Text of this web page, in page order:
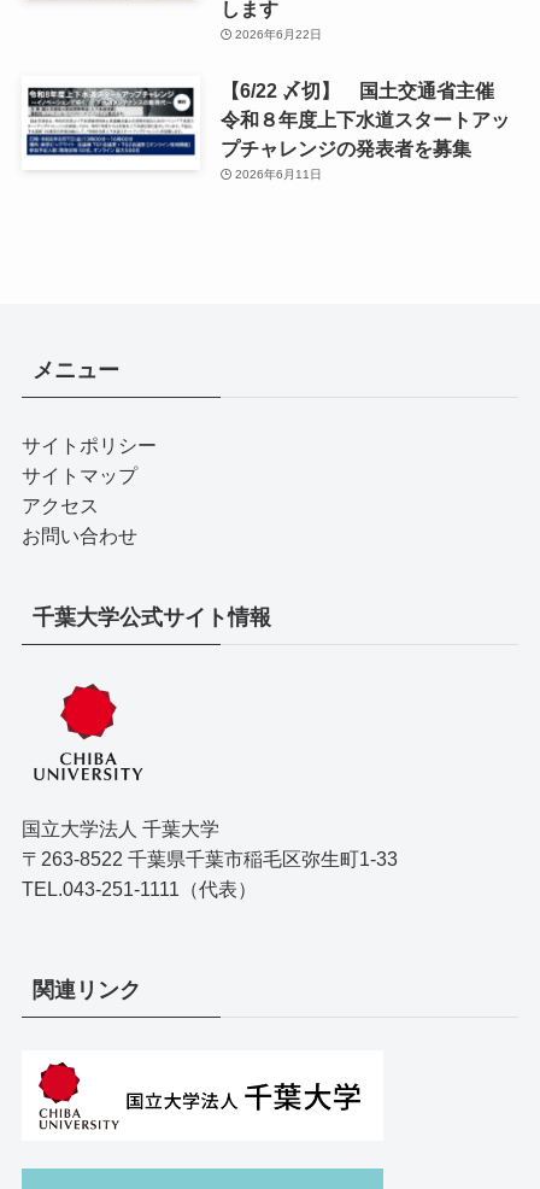
します
2026年6月22日
【6/22 〆切】 国土交通省主催
令和８年度上下水道スタートアッ
プチャレンジの発表者を募集
2026年6月11日
メニュー
サイトポリシー
サイトマップ
アクセス
お問い合わせ
千葉大学公式サイト情報
国立大学法人 千葉大学
〒263-8522 千葉県千葉市稲毛区弥生町1-33
TEL.043-251-1111（代表）
関連リンク